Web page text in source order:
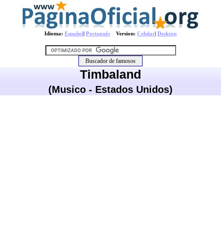
Idioma: Español| Português Version: Celular| Desktop
Timbaland
(Musico - Estados Unidos)